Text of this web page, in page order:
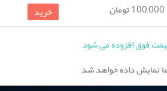
100,000 تومان
خرید
نمایش داده خواهد شد